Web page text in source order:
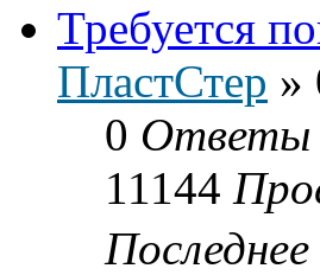
Требуется
ПластСтер »
0 Ответы
11144